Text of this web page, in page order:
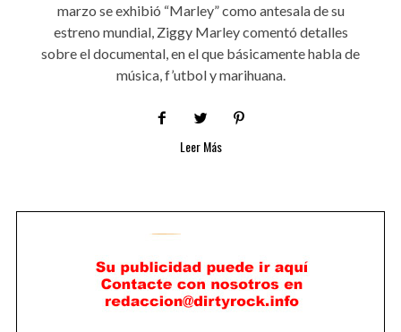
marzo se exhibió “Marley” como antesala de su
estreno mundial, Ziggy Marley comentó detalles
sobre el documental, en el que básicamente habla de
música, f’utbol y marihuana.
Leer Más